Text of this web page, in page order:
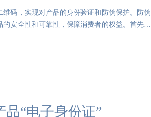
码，实现对产品的身份验证和防伪保护。防伪
安全性和可靠性，保障消费者的权益。首先，
“电子身份证”